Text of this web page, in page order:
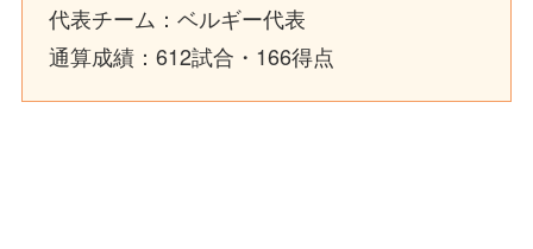
代表チーム：ベルギー代表
通算成績：612試合・166得点